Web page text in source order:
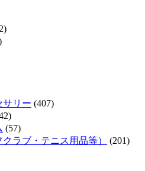
サリー (407)
(57)
ラブ・テニス用品等）
(201)